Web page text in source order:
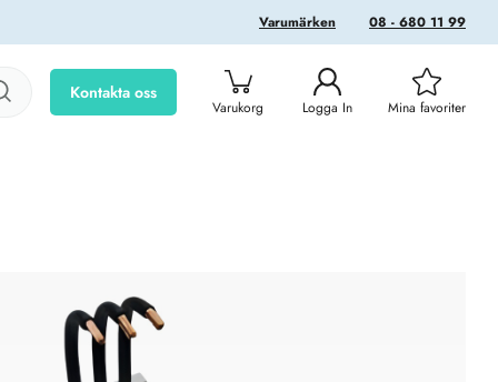
08 - 680 11 99
Varumärken
Kontakta oss
Varukorg Logga In Mina favoriter